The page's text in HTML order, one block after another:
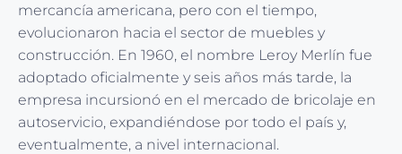
mercancía americana, pero con el tiempo,
evolucionaron hacia el sector de muebles y
construcción. En 1960, el nombre Leroy Merlín fue
adoptado oficialmente y seis años más tarde, la
empresa incursionó en el mercado de bricolaje en
autoservicio, expandiéndose por todo el país y,
eventualmente, a nivel internacional.